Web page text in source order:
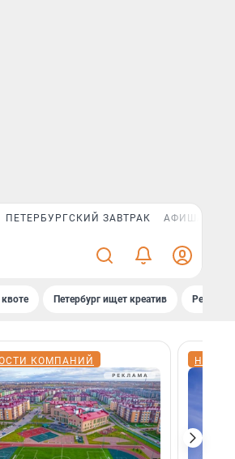
ПЕТЕРБУРГСКИЙ ЗАВТРАК АФИША PLUS
Петербург ищет креатив
КОМПАНИЙ